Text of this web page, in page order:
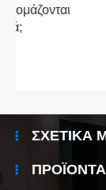
Είναι
τα
Δείτε
ΣΧΕΤΙΚΆ
ΠΡΟΪΌΝΤΑ